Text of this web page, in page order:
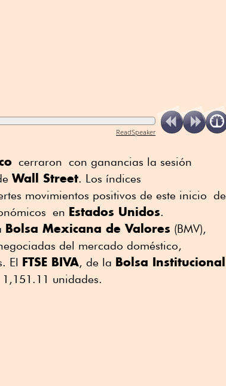
ReadSpeaker
cerraron con ganancias la sesión
Wall Street. Los índices
movimientos positivos de este inicio de
en Estados Unidos.
Bolsa Mexicana de Valores (BMV),
del mercado doméstico,
El FTSE BIVA, de la Bolsa Institucional
unidades.